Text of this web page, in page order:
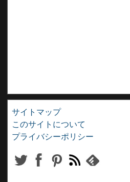
サイトマップ
このサイトについて
プライバシーポリシー